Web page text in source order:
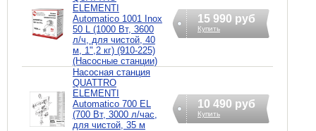
ELEMENTI
Automatico 1001 Inox
50 L (1000 Вт, 3600
л/ч, для чистой, 40
м, 1",2 кг) (910-225)
(Насосные станции)
15 990 руб
Купить
Насосная станция
QUATTRO
ELEMENTI
Automatico 700 EL
(700 Вт, 3000 л/час,
для чистой, 35 м
10 490 руб
Купить